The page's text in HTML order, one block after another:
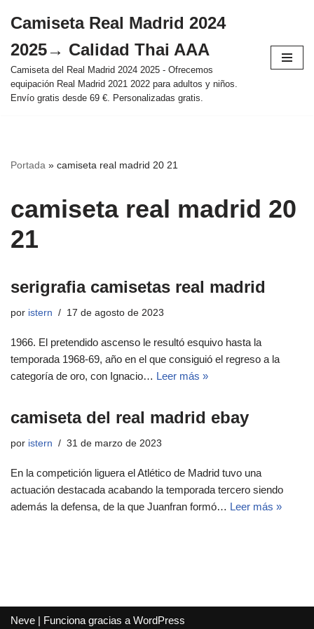
al
contenido
Camiseta Real Madrid 2024
2025→ Calidad Thai AAA
Camiseta del Real Madrid 2024 2025 - Ofrecemos
equipación Real Madrid 2021 2022 para adultos y niños.
Envío gratis desde 69 €. Personalizadas gratis.
Portada » camiseta real madrid 20 21
camiseta real madrid 20
21
serigrafia camisetas real madrid
por istern 17 de agosto de 2023
1966. El pretendido ascenso le resultó esquivo hasta la
temporada 1968-69, año en el que consiguió el regreso a la
categoría de oro, con Ignacio… Leer más »
camiseta del real madrid ebay
por istern 31 de marzo de 2023
En la competición liguera el Atlético de Madrid tuvo una
actuación destacada acabando la temporada tercero siendo
además la defensa, de la que Juanfran formó… Leer más »
Neve | Funciona gracias a WordPress